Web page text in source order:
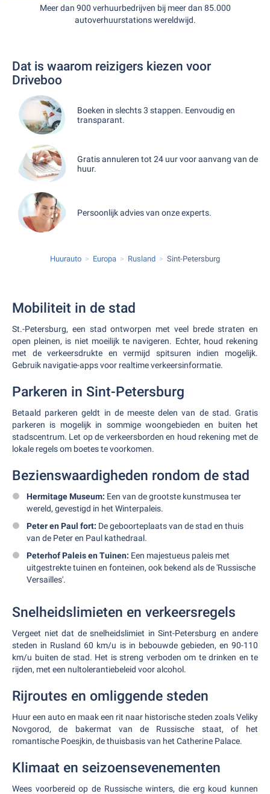
Meer dan 900 verhuurbedrijven bij meer dan 85.000
autoverhuurstations wereldwijd.
Dat is waarom reizigers kiezen voor
Driveboo
Boeken in slechts 3 stappen. Eenvoudig en
transparant.
Gratis annuleren tot 24 uur voor aanvang van de
huur.
Persoonlijk advies van onze experts.
Huurauto Europa Rusland Sint-Petersburg
Mobiliteit in de stad
St.-Petersburg, een stad ontworpen met veel brede straten en
open pleinen, is niet moeilijk te navigeren. Echter, houd rekening
met de verkeersdrukte en vermijd spitsuren indien mogelijk.
Gebruik navigatie-apps voor realtime verkeersinformatie.
Parkeren in Sint-Petersburg
Betaald parkeren geldt in de meeste delen van de stad. Gratis
parkeren is mogelijk in sommige woongebieden en buiten het
stadscentrum. Let op de verkeersborden en houd rekening met de
lokale regels om boetes te voorkomen.
Bezienswaardigheden rondom de stad
Hermitage Museum: Een van de grootste kunstmusea ter
wereld, gevestigd in het Winterpaleis.
Peter en Paul fort: De geboorteplaats van de stad en thuis
van de Peter en Paul kathedraal.
Peterhof Paleis en Tuinen: Een majestueus paleis met
uitgestrekte tuinen en fonteinen, ook bekend als de 'Russische
Versailles'.
Snelheidslimieten en verkeersregels
Vergeet niet dat de snelheidslimiet in Sint-Petersburg en andere
steden in Rusland 60 km/u is in bebouwde gebieden, en 90-110
km/u buiten de stad. Het is streng verboden om te drinken en te
rijden, met een nultolerantiebeleid voor alcohol.
Rijroutes en omliggende steden
Huur een auto en maak een rit naar historische steden zoals Veliky
Novgorod, de bakermat van de Russische staat, of het
romantische Poesjkin, de thuisbasis van het Catherine Palace.
Klimaat en seizoensevenementen
Wees voorbereid op de Russische winters, die erg koud kunnen